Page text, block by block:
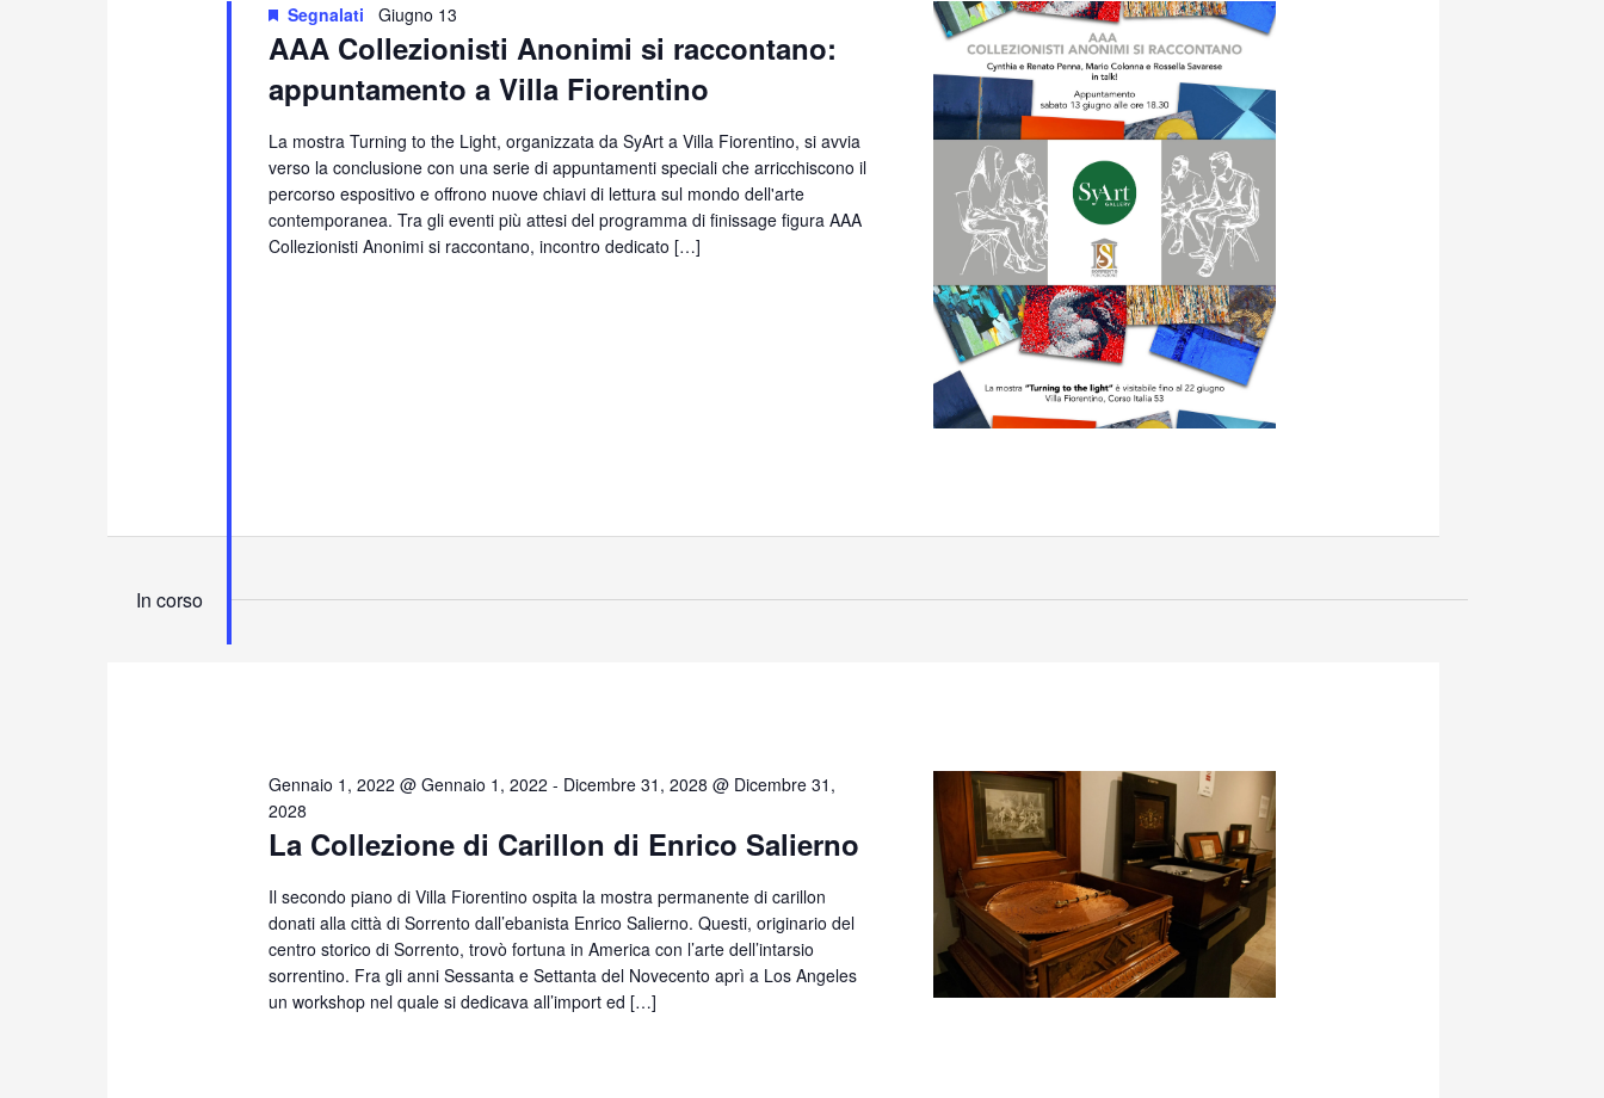
2026
AAA Collezionisti Anonimi si raccontano:
appuntamento a Villa Fiorentino
Segnalati Giugno 13
La mostra Turning to the Light, organizzata da SyArt a Villa Fiorentino, si avvia
verso la conclusione con una serie di appuntamenti speciali che arricchiscono il
percorso espositivo e offrono nuove chiavi di lettura sul mondo dell'arte
contemporanea. Tra gli eventi più attesi del programma di finissage figura AAA
Collezionisti Anonimi si raccontano, incontro dedicato […]
In corso
La Collezione di Carillon di Enrico Salierno
Gennaio 1, 2022 @ Gennaio 1, 2022 - Dicembre 31, 2028 @ Dicembre 31,
2028
Il secondo piano di Villa Fiorentino ospita la mostra permanente di carillon
donati alla città di Sorrento dall’ebanista Enrico Salierno. Questi, originario del
centro storico di Sorrento, trovò fortuna in America con l’arte dell’intarsio
sorrentino. Fra gli anni Sessanta e Settanta del Novecento aprì a Los Angeles
un workshop nel quale si dedicava all’import ed […]